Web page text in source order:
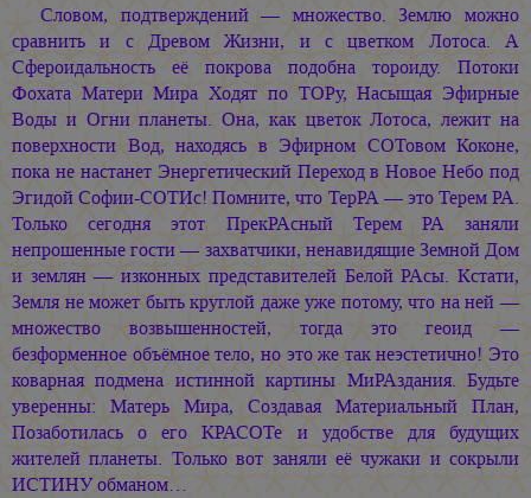
Словом, подтверждений — множество. Землю можно
сравнить и с Древом Жизни, и с цветком Лотоса. А
Сфероидальность её покрова подобна тороиду. Потоки
Фохата Матери Мира Ходят по ТОРу, Насыщая Эфирные
Воды и Огни планеты. Она, как цветок Лотоса, лежит на
поверхности Вод, находясь в Эфирном СОТовом Коконе,
пока не настанет Энергетический Переход в Новое Небо под
Эгидой Софии-СОТИс! Помните, что ТерРА — это Терем РА.
Только сегодня этот ПрекРАсный Терем РА заняли
непрошенные гости — захватчики, ненавидящие Земной Дом
и землян — изконных представителей Белой РАсы. Кстати,
Земля не может быть круглой даже уже потому, что на ней —
множество возвышенностей, тогда это геоид —
безформенное объёмное тело, но это же так неэстетично! Это
коварная подмена истинной картины МиРАздания. Будьте
уверенны: Матерь Мира, Создавая Материальный План,
Позаботилась о его КРАСОТе и удобстве для будущих
жителей планеты. Только вот заняли её чужаки и сокрыли
ИСТИНУ обманом…